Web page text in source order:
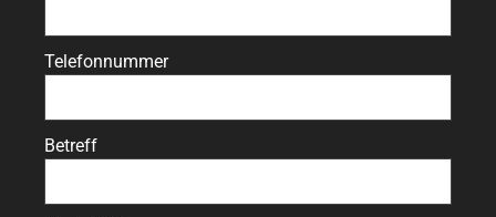
Telefonnummer
Betreff